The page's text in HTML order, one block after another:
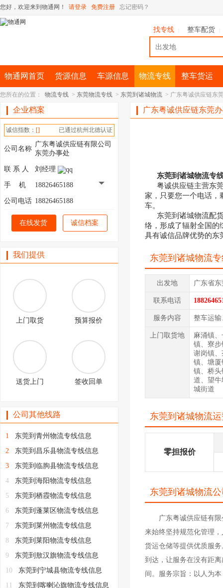
您好，欢迎来到物通网！ 请登录 免费注册 忘记密码？
找专线 整车配货
物通网首页 货源信息 车源信息 物流专线 整车货运
您所在的位置： 物流专线 > 东莞物流专线 > 东莞到诸城物流 > 广东粤诚供应链东
企业档案
诚信指数： [] 已通过杭州北德认证
公司名称
广东粤诚供应链有限公司
东莞办事处
联 系 人 刘经理
手 机 18826465188
公司电话 18826465188
在线发货 诚信档案
我们提供
上门取货 预算报价
送货上门 签收回单
公司其他线路
1
东莞到青州物流专线信息
2
东莞到昌乐县物流专线信息
3
东莞到临朐县物流专线信息
4
东莞到海阳物流专线信息
5
东莞到栖霞物流专线信息
6
东莞到蓬莱区物流专线信息
7
东莞到莱州物流专线信息
8
东莞到莱阳物流专线信息
9
东莞到敖汉旗物流专线信息
10
东莞到宁城县物流专线信息
11
东莞到喀喇沁旗物流专线信息
广东粤诚供应链东莞
东莞到诸城物流专
粤诚供应链主营东莞
家，只要您一个电话，
车。
东莞到诸城物流配货
络，形成了辐射全国的
具有诚信品牌优势的东
东莞到诸城物流
出发地 广东省
联系电话
服务内容 整车运
上门取货地
麻涌镇
镇、寮
谢岗镇
镇、塘
镇、桥
道、望
城街道
东莞到诸城物流
零担报价
东莞到诸城物流
广东粤诚供应链有
来始终坚持规范化管理
货运仓储等提供优质服
到达，让服务在没有距
间。服务宗旨：以人为